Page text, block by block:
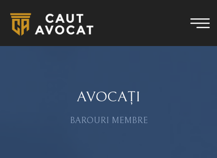
AVOCAȚI
BAROURI MEMBRE